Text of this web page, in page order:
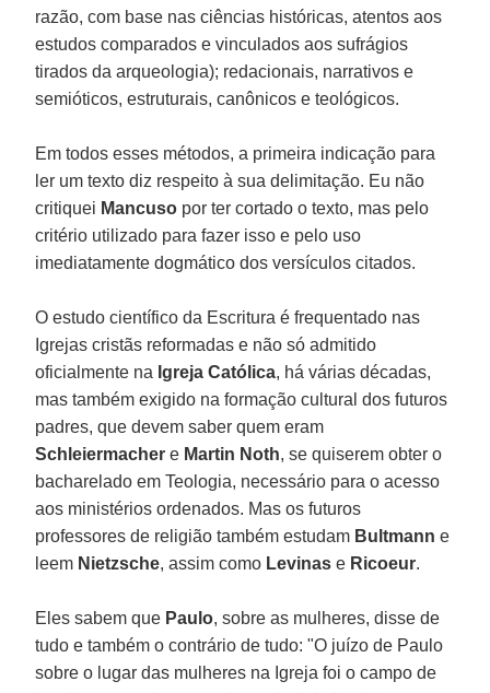
razão, com base nas ciências históricas, atentos aos
estudos comparados e vinculados aos sufrágios
tirados da arqueologia); redacionais, narrativos e
semióticos, estruturais, canônicos e teológicos.
Em todos esses métodos, a primeira indicação para
ler um texto diz respeito à sua delimitação. Eu não
critiquei Mancuso por ter cortado o texto, mas pelo
critério utilizado para fazer isso e pelo uso
imediatamente dogmático dos versículos citados.
O estudo científico da Escritura é frequentado nas
Igrejas cristãs reformadas e não só admitido
oficialmente na Igreja Católica, há várias décadas,
mas também exigido na formação cultural dos futuros
padres, que devem saber quem eram
Schleiermacher e Martin Noth, se quiserem obter o
bacharelado em Teologia, necessário para o acesso
aos ministérios ordenados. Mas os futuros
professores de religião também estudam Bultmann e
leem Nietzsche, assim como Levinas e Ricoeur.
Eles sabem que Paulo, sobre as mulheres, disse de
tudo e também o contrário de tudo: "O juízo de Paulo
sobre o lugar das mulheres na Igreja foi o campo de